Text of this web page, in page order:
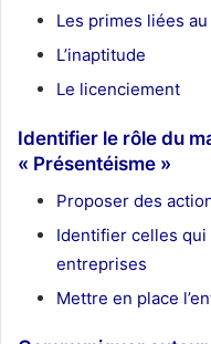
Les primes liées
L’inaptitude
Le licenciement
Identifier le rôle du
« Présentéisme »
Proposer des
Identifier celles
entreprises
Mettre en place